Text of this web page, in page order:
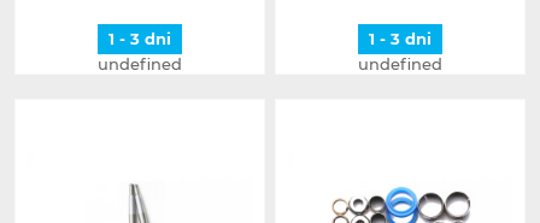
1 - 3 dni
undefined
1 - 3 dni
undefined